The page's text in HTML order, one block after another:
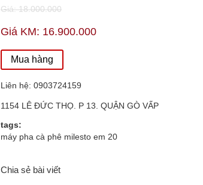
Giá: 18.000.000
Giá KM: 16.900.000
Mua hàng
Liên hệ: 0903724159
1154 LÊ ĐỨC THỌ. P 13. QUẬN GÒ VẤP
tags:
máy pha cà phê milesto em 20
Chia sẻ bài viết